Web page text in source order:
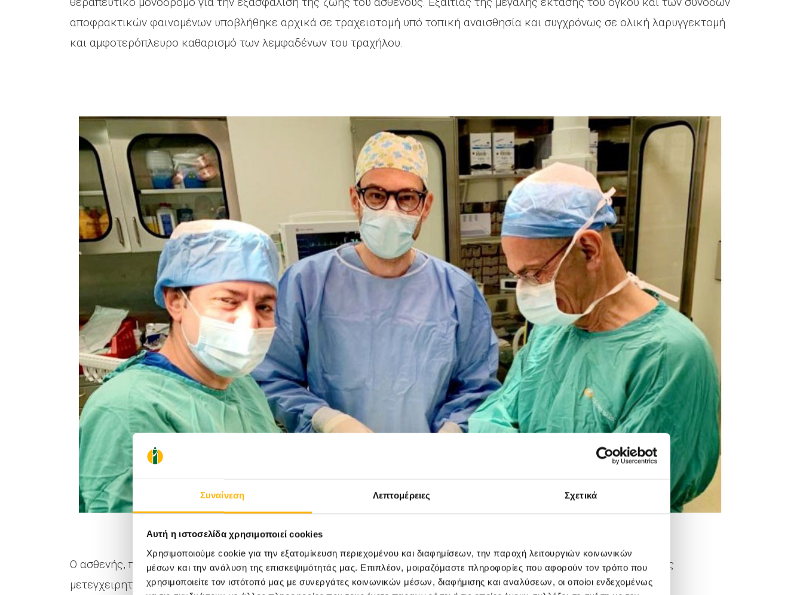
Συναίνεση Λεπτομέρειες Σχετικά
Αυτή η ιστοσελίδα χρησιμοποιεί cookies
Χρησιμοποιούμε cookie για την εξατομίκευση περιεχομένου και διαφημίσεων, την παροχή λειτουργιών κοινωνικών
μέσων και την ανάλυση της επισκεψιμότητάς μας. Επιπλέον, μοιραζόμαστε πληροφορίες που αφορούν τον τρόπο που
χρησιμοποιείτε τον ιστότοπό μας με συνεργάτες κοινωνικών μέσων, διαφήμισης και αναλύσεων, οι οποίοι ενδεχομένως
αποφρακτικών φαινομένων υποβλήθηκε αρχικά σε τραχειοτομή υπό τοπική αναισθησία και συγχρόνως σε ολική λαρυγγεκτομή
και αμφοτερόπλευρο καθαρισμό των λεμφαδένων του τραχήλου.
Ο ασθενής, παρά τη βαρύτητα της επέμβασης, εξήλθε σε άριστη κατάσταση και με σαφώς βελτιωμένη ποιότητα ζωής
μετεγχειρητικά.